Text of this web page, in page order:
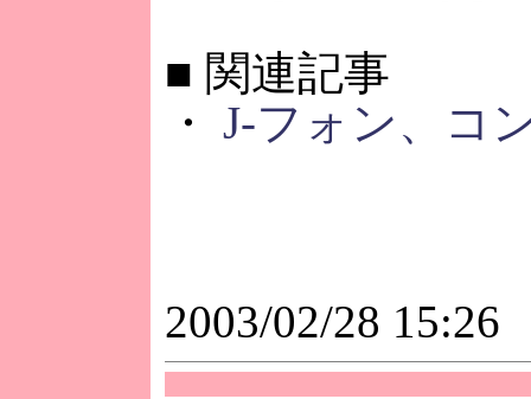
■ 関連記事
・ J-フォン、コ
2003/02/28 15:26